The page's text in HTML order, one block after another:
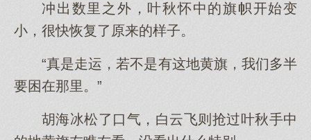
冲出数里之外，叶秋怀中的旗帜开始变
小，很快恢复了原来的样子。
“真是走运，若不是有这地黄旗，我们多半
要困在那里。”
胡海冰松了口气，白云飞则抢过叶秋手中